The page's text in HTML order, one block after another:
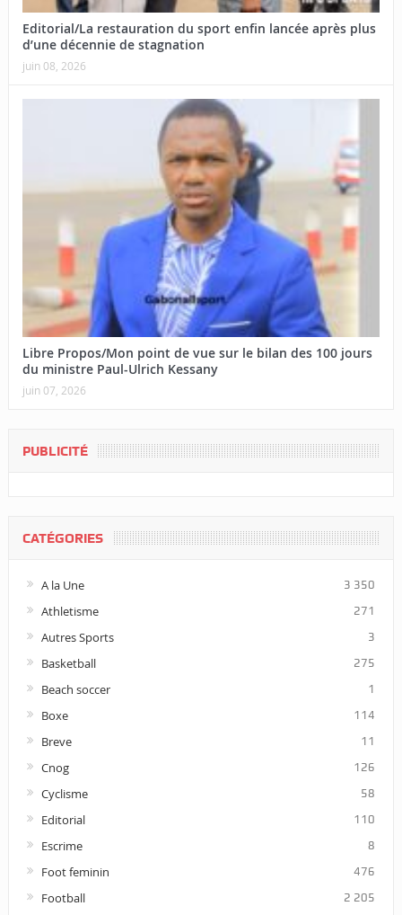
Editorial/La restauration du sport enfin lancée après plus
d’une décennie de stagnation
juin 08, 2026
Libre Propos/Mon point de vue sur le bilan des 100 jours
du ministre Paul-Ulrich Kessany
juin 07, 2026
PUBLICITÉ
CATÉGORIES
A la Une 3 350
Athletisme 271
Autres Sports 3
Basketball 275
Beach soccer 1
Boxe 114
Breve 11
Cnog 126
Cyclisme 58
Editorial 110
Escrime 8
Foot feminin 476
Football 2 205